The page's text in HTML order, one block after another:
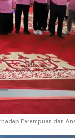
Perempuan dan